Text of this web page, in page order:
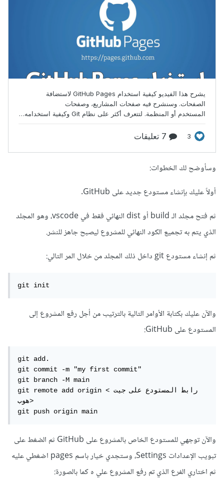
وسأوضح لك الخطوات:
أولاً عليك بإنشاء مستودع جديد على GitHub.
ثم فتح مجلد الـ build أو dist النهائي فقط في vscode، وهو المجلد
الذي يتم به تجميع الكود النهائي للمشروع ليصبح جاهز للنشر.
ثم إنشاء مستودع git داخل ذلك المجلد من خلال المر التالي:
git init
والآن عليك بكتابة الأوامر التالية بالترتيب من أجل رفع المشروع إلى
المستودع على GitHub:
git add.
git commit -m "my first commit"
git branch -M main
git remote add origin <رابط المستودع على جيت
هوب>
git push origin main
والآن توجهي للمستودع الخاص بالمشروع على GitHub ثم الضغط على
تبويب الإعدادات Settings، وستجدي خيار باسم pages اضغطي عليه
ثم اختاري الفرع الذي تم رفع المشروع علي ه كما بالصورة: